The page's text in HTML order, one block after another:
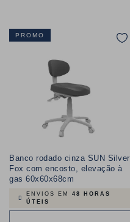
PROMO
Banco rodado cinza SUN Silver
Fox com encosto, elevação à
gas 60x60x68cm
ENVIOS EM 48 HORAS
ÚTEIS